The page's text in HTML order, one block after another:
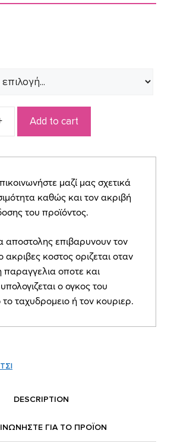
Προσκλητήριο
για
Κ212
quantity
Add to cart
μαζί μας σχετικά
καθώς και τον ακριβή
του προϊόντος.
αποστολης επιβαρυνουν τον
ακριβες κοστος οριζεται οταν
παραγγελια οποτε και
υπολογιζεται ο ογκος του
ταχυδρομειο ή τον κουριερ.
DESCRIPTION
ΓΙΑ ΤΟ ΠΡΟΪOΝ